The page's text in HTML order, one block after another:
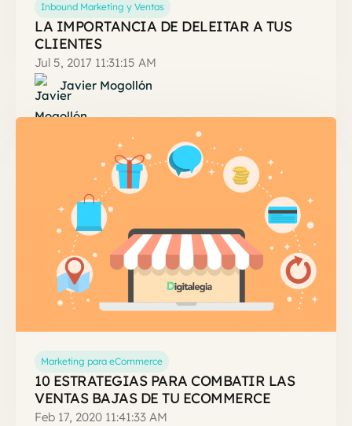
Inbound Marketing y Ventas
LA IMPORTANCIA DE DELEITAR A TUS
CLIENTES
Jul 5, 2017 11:31:15 AM
Javier Mogollón
Marketing para eCommerce
10 ESTRATEGIAS PARA COMBATIR LAS
VENTAS BAJAS DE TU ECOMMERCE
Feb 17, 2020 11:41:33 AM